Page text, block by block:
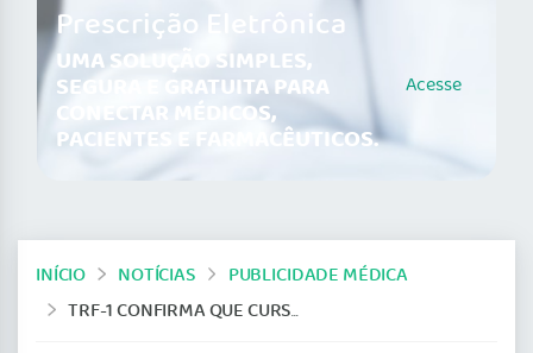
Prescrição Eletrônica
UMA SOLUÇÃO SIMPLES,
SEGURA E GRATUITA PARA
CONECTAR MÉDICOS,
PACIENTES E FARMACÊUTICOS.
Acesse
INÍCIO NOTÍCIAS
PUBLICIDADE MÉDICA
TRF-1 CONFIRMA QUE CURSOS DE PÓS-GRADUAÇÃO NÃO EQUIVALEM A TÍTULO DE ESPECIALIDADE MÉDICA, COMO DEFENDE O CFM